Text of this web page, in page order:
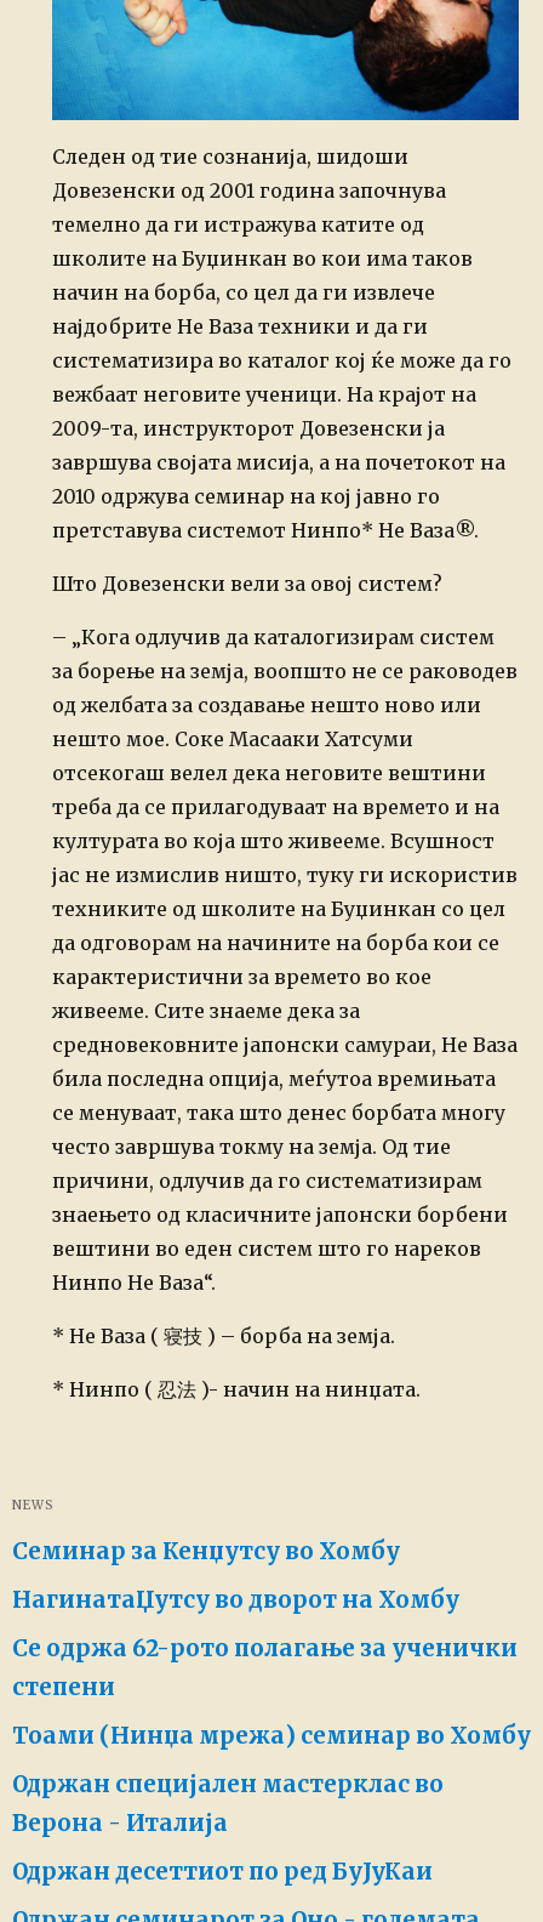
Следен од тие сознанија, шидоши
Довезенски од 2001 година започнува
темелно да ги истражува катите од
школите на Буџинкан во кои има таков
начин на борба, со цел да ги извлече
најдобрите Не Ваза техники и да ги
систематизира во каталог кој ќе може да го
вежбаат неговите ученици. На крајот на
2009-та, инструкторот Довезенски ја
завршува својата мисија, а на почетокот на
2010 одржува семинар на кој јавно го
претставува системот Нинпо* Не Ваза®.
Што Довезенски вели за овој систем?
– „Кога одлучив да каталогизирам систем
за борење на земја, воопшто не се раководев
од желбата за создавање нешто ново или
нешто мое. Соке Масааки Хатсуми
отсекогаш велел дека неговите вештини
треба да се прилагодуваат на времето и на
културата во која што живееме. Всушност
јас не измислив ништо, туку ги искористив
техниките од школите на Буџинкан со цел
да одговорам на начините на борба кои се
карактеристични за времето во кое
живееме. Сите знаеме дека за
средновековните јапонски самураи, Не Ваза
била последна опција, меѓутоа времињата
се менуваат, така што денес борбата многу
често завршува токму на земја. Од тие
причини, одлучив да го систематизирам
знаењето од класичните јапонски борбени
вештини во еден систем што го нареков
Нинпо Не Ваза“.
* Не Ваза ( 寝技 ) – борба на земја.
* Нинпо ( 忍法 )- начин на нинџата.
NEWS
Семинар за Кенџутсу во Хомбу
НагинатаЏутсу во дворот на Хомбу
Се одржа 62-рото полагање за ученички
степени
Тоами (Нинџа мрежа) семинар во Хомбу
Одржан специјален мастерклас во
Верона - Италија
Одржан десеттиот по ред БуЈуКаи